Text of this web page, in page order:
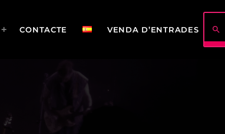
CONTACTE VENDA D’ENTRADES search